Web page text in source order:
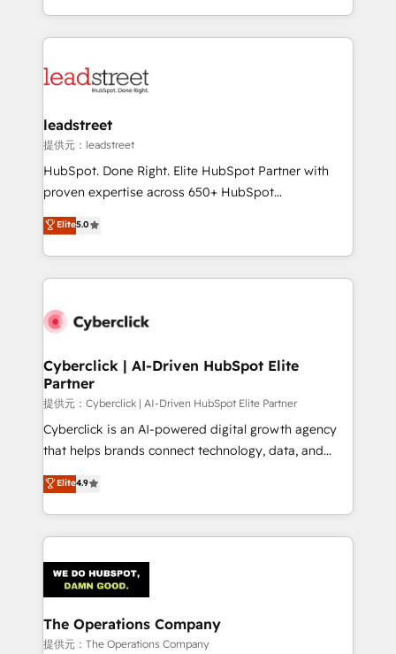
Canada, we’ve delivered thousands of successful
HubSpot projects for mid-market and enterprise
combine HubSpot, data, and AI to design connected
and technology for predictable, scalable revenue
growth. Our expertise spans RevOps, CRM and data
architecture, AI enablement, and strategic marketing,
delivered through our proprietary FLAIR framework
Partner and ISO 27001:2022 certified consultancy,
we blend strategy, creativity, and technology to help
leadstreet
提供元：leadstreet
HubSpot. Done Right. Elite HubSpot Partner with
proven expertise across 650+ HubSpot
implementations. With 12+ years of HubSpot
experience, we help you use the HubSpot platform
to its fullest capacity, improve your current HubSpot
website, or build your new one.
Elite5.0
Cyberclick | AI-Driven HubSpot Elite
Partner
提供元：Cyberclick | AI-Driven HubSpot Elite Partner
Cyberclick is an AI-powered digital growth agency
that helps brands connect technology, data, and
creativity to achieve measurable results. Founded in
Barcelona and operating across Spain, LATAM, and
the UK, we support global companies in building
smarter marketing, sales, and customer success
Iberia (Spain & Portugal), we combine human insight
with intelligent automation to drive sustainable
growth. Our multidisciplinary team designs solutions
that simplify complexity, boost performance, and
Elite4.9
The Operations Company
提供元：The Operations Company